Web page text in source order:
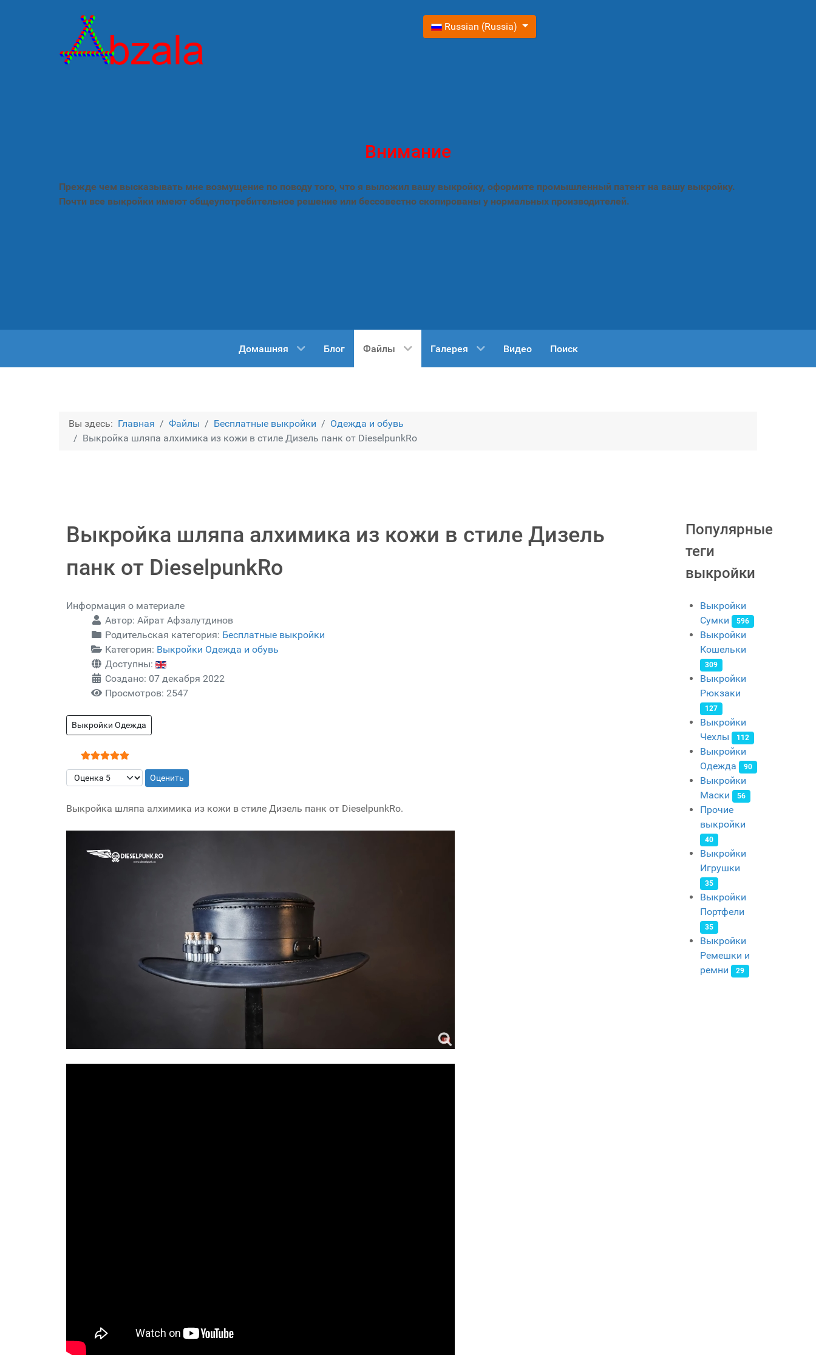
Выберите язык
Russian (Russia)
Внимание
Прежде чем высказывать мне возмущение по поводу того, что я выложил вашу выкройку, оформите промышленный патент на вашу выкройку.
Почти все выкройки имеют общеупотребительное решение или бессовестно скопированы у нормальных производителей.
Домашняя Блог Файлы Галерея Видео Поиск
Вы здесь: Главная Файлы Бесплатные выкройки
Одежда и обувь
Выкройка шляпа алхимика из кожи в стиле Дизель панк от DieselpunkRo
Выкройка шляпа алхимика из кожи в стиле Дизель
панк от DieselpunkRo
Информация о материале
Автор: Айрат Афзалутдинов
Родительская категория: Бесплатные выкройки
Категория: Выкройки Одежда и обувь
Доступны:
Создано: 07 декабря 2022
Просмотров: 2547
Выкройки Одежда
Рейтинг:5/5
Пожалуйста, оцените
Выкройка шляпа алхимика из кожи в стиле Дизель панк от DieselpunkRo.
Популярные
теги
выкройки
Выкройки
Сумки
596
Выкройки
Кошельки
309
Выкройки
Рюкзаки
127
Выкройки
Чехлы
112
Выкройки
Одежда
90
Выкройки
Маски
56
Прочие
выкройки
40
Выкройки
Игрушки
35
Выкройки
Портфели
35
Выкройки
Ремешки и
ремни
29